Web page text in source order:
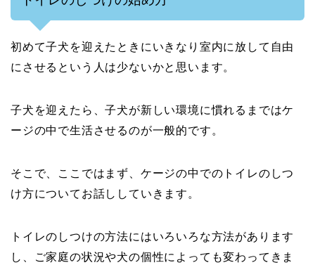
初めて子犬を迎えたときにいきなり室内に放して自由
にさせるという人は少ないかと思います。
子犬を迎えたら、子犬が新しい環境に慣れるまではケ
ージの中で生活させるのが一般的です。
そこで、ここではまず、ケージの中でのトイレのしつ
け方についてお話ししていきます。
トイレのしつけの方法にはいろいろな方法があります
し、ご家庭の状況や犬の個性によっても変わってきま